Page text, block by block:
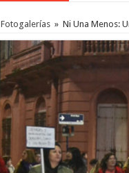
Fotogalerías » Ni Una Menos: